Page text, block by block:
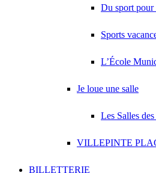
Du sport pour
Sports
L’École
Je loue une salle
Les Salles
VILLEPINTE
BILLETTERIE